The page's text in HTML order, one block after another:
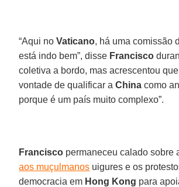
“Aqui noVaticano, há uma comissão
está indo bem”, disse Francisco
coletiva a bordo, mas acrescentou
vontade de qualificar aChina como
porque é um país muito complexo”.
Francisco permaneceu calado sobre
aos muçulmanos uigures e os
democracia em Hong Kong para